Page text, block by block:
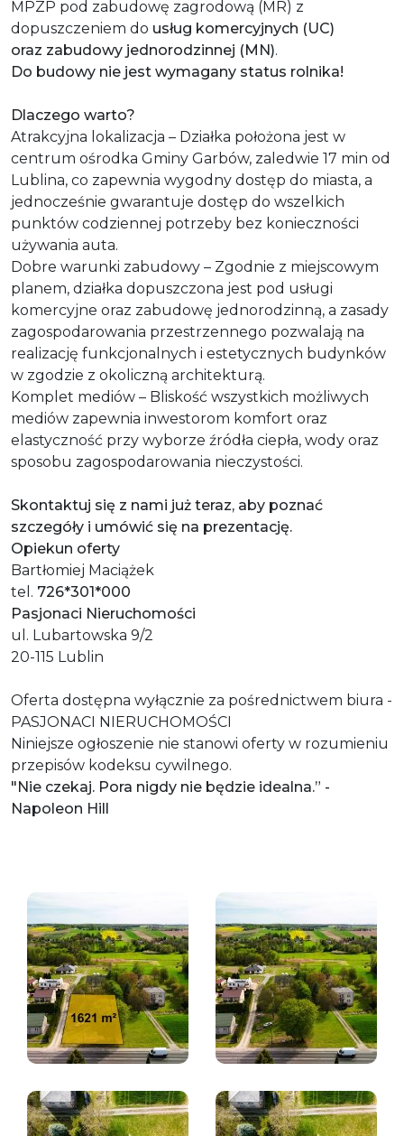
MPZP pod zabudowę zagrodową (MR) z
dopuszczeniem do usług komercyjnych (UC)
oraz zabudowy jednorodzinnej (MN).
Do budowy nie jest wymagany status rolnika!
Dlaczego warto?
Atrakcyjna lokalizacja – Działka położona jest w
centrum ośrodka Gminy Garbów, zaledwie 17 min od
Lublina, co zapewnia wygodny dostęp do miasta, a
jednocześnie gwarantuje dostęp do wszelkich
punktów codziennej potrzeby bez konieczności
używania auta.
Dobre warunki zabudowy – Zgodnie z miejscowym
planem, działka dopuszczona jest pod usługi
komercyjne oraz zabudowę jednorodzinną, a zasady
zagospodarowania przestrzennego pozwalają na
realizację funkcjonalnych i estetycznych budynków
w zgodzie z okoliczną architekturą.
Komplet mediów – Bliskość wszystkich możliwych
mediów zapewnia inwestorom komfort oraz
elastyczność przy wyborze źródła ciepła, wody oraz
sposobu zagospodarowania nieczystości.
Skontaktuj się z nami już teraz, aby poznać
szczegóły i umówić się na prezentację.
Opiekun oferty
Bartłomiej Maciążek
tel. 726*301*000
Pasjonaci Nieruchomości
ul. Lubartowska 9/2
20-115 Lublin
Oferta dostępna wyłącznie za pośrednictwem biura -
PASJONACI NIERUCHOMOŚCI
Niniejsze ogłoszenie nie stanowi oferty w rozumieniu
przepisów kodeksu cywilnego.
"Nie czekaj. Pora nigdy nie będzie idealna.” -
Napoleon Hill